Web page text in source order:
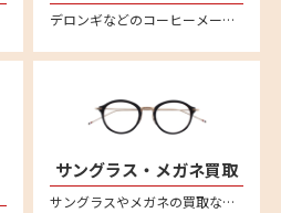
デロンギなどのコーヒーメーカーを売るならリムーブへ。全国対応・送料無料の安心宅配買取
サングラス・メガネ買取
サングラスやメガネの買取ならリムーブの宅配買取が便利です。アヤメ、モスコット、アイヴァン7285、フォーナインズ、レイバンといった 人気ブランドのサングラスや眼鏡・メガネフレームを中心に買取強化中です